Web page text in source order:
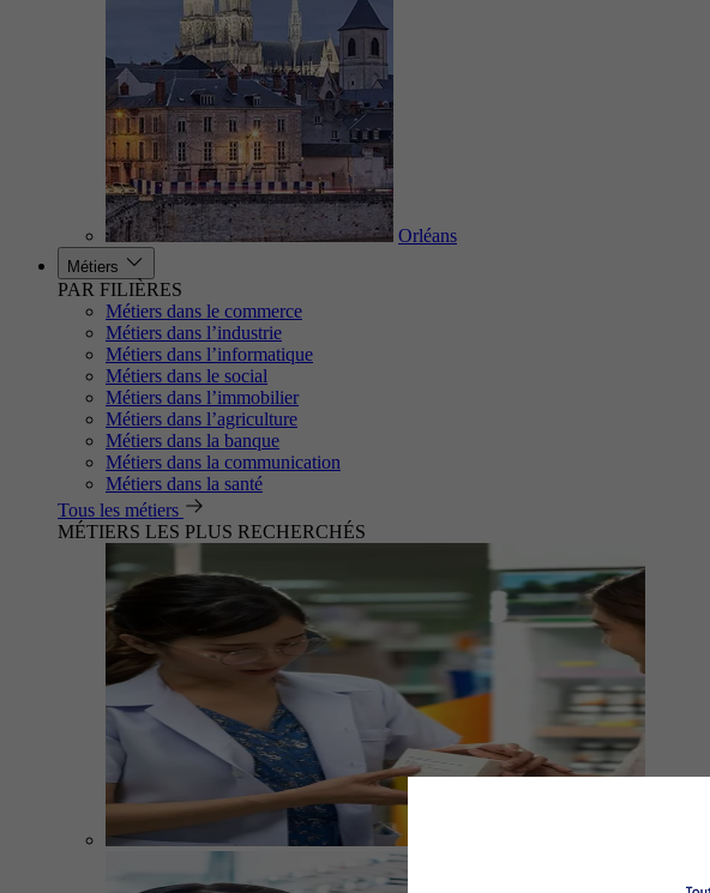
Orléans
Métiers
PAR FILIÈRES
Métiers dans le commerce
Métiers dans l’industrie
Métiers dans l’informatique
Métiers dans le social
Métiers dans l’immobilier
Métiers dans l’agriculture
Métiers dans la banque
Métiers dans la communication
Métiers dans la santé
Tous les métiers
MÉTIERS LES PLUS RECHERCHÉS